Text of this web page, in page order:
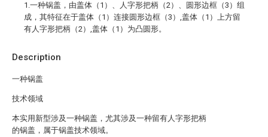
Description
一种锅盖
技术领域
本实用新型涉及一种锅盖，尤其涉及一种留有人字形把柄
的锅盖，属于锅盖技术领域。
1.一种锅盖，由盖体（1）、人字形把柄（2）、圆形边框（3）组
成，其特征在于盖体（1）连接圆形边框（3）,盖体（1）上方留
有人字形把柄（2）,盖体（1）为凸圆形。